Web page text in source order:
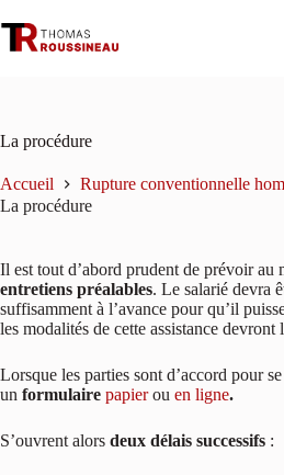
au
contenu
La procédure
Accueil
Rupture conventionnelle
La procédure
Il est tout d’abord prudent de prévoir au
entretiens préalables. Le salarié devra
suffisamment à l’avance pour qu’il
les modalités de cette assistance devront
Lorsque les parties sont d’accord pour
un formulaire papierou en ligne.
S’ouvrent alors deux délais successifs :